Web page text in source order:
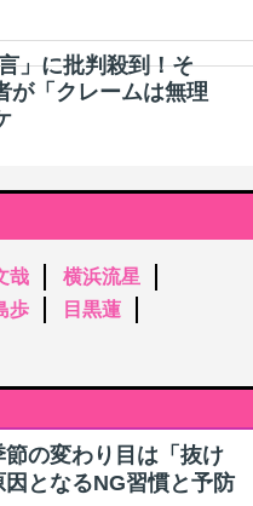
」に批判殺到！そ
が「クレームは無理
哉
横浜流星
歩
目黒蓮
節の変わり目は「抜け
となるNG習慣と予防